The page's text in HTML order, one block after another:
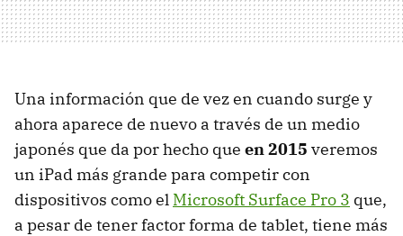
Una información que de vez en cuando surge y
ahora aparece de nuevo a través de un medio
japonés que da por hecho que en 2015 veremos
un iPad más grande para competir con
dispositivos como el Microsoft Surface Pro 3 que,
a pesar de tener factor forma de tablet, tiene más